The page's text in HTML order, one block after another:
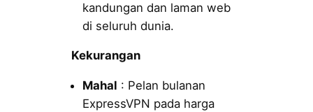
kandungan dan laman web
di seluruh dunia.
Kekurangan
Mahal : Pelan bulanan
ExpressVPN pada harga